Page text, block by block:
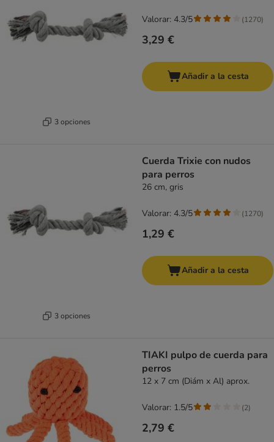
3 opciones
3,29 €
Valorar: 4.3/5 (1270)
Añadir a la cesta
3 opciones
Cuerda Trixie con nudos
para perros
26 cm, gris
1,29 €
Valorar: 4.3/5 (1270)
Añadir a la cesta
TIAKI pulpo de cuerda para
perros
12 x 7 cm (Diám x Al) aprox.
2,79 €
Valorar: 1.5/5 (2)